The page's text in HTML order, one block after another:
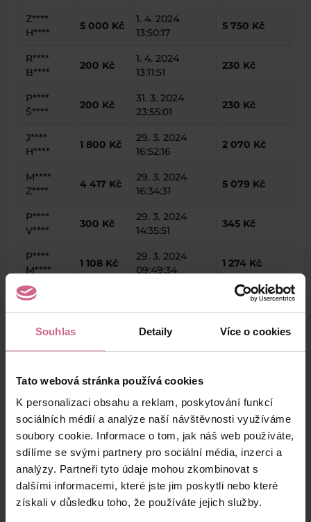
Souhlas Detaily Více o cookies
Tato webová stránka používá cookies
K personalizaci obsahu a reklam, poskytování funkcí
sociálních médií a analýze naší návštěvnosti využíváme
soubory cookie. Informace o tom, jak náš web používáte,
sdílíme se svými partnery pro sociální média, inzerci a
analýzy. Partneři tyto údaje mohou zkombinovat s
dalšími informacemi, které jste jim poskytli nebo které
získali v důsledku toho, že používáte jejich služby.
Z****
H****
5 000 Kč
1. 4. 2024
13:50:17
5 750 Kč
R****
B****
200 Kč
1. 4. 2024
13:11:51
230 Kč
P****
Š****
200 Kč
31. 3. 2024
23:55:01
230 Kč
J****
H****
1 800 Kč
29. 3. 2024
16:52:16
2 070 Kč
M****
Z****
4 417 Kč
29. 3. 2024
16:34:31
5 079 Kč
P****
V****
300 Kč
29. 3. 2024
14:35:51
345 Kč
P****
M****
1 108 Kč
29. 3. 2024
09:49:34
1 274 Kč
R****
B****
09:41:25
230 Kč
keyboard_arrow_left 1 2 keyboard_arrow_right
Výsledky těžby
Aktuální výsledek
2 651,04 Kč